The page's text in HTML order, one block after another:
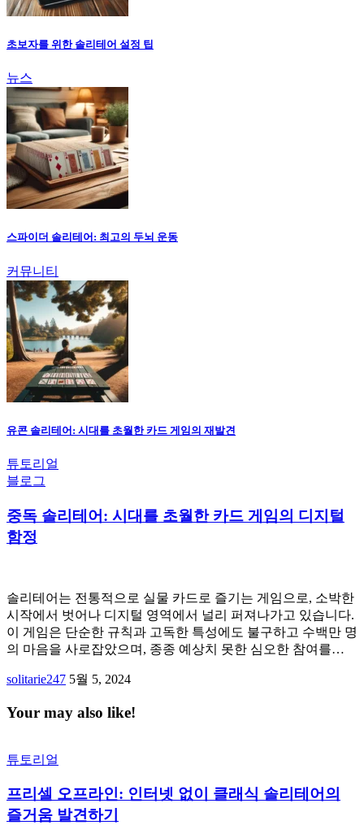
초보자를 위한 솔리테어 설정 팁
뉴스
스파이더 솔리테어: 최고의 두뇌 운동
커뮤니티
유콘 솔리테어: 시대를 초월한 카드 게임의 재발견
튜토리얼
블로그
중독 솔리테어: 시대를 초월한 카드 게임의 디지털
함정
솔리테어는 전통적으로 실물 카드로 즐기는 게임으로, 소박한
시작에서 벗어나 디지털 영역에서 널리 퍼져나가고 있습니다.
이 게임은 단순한 규칙과 고독한 특성에도 불구하고 수백만 명
의 마음을 사로잡았으며, 종종 예상치 못한 심오한 참여를…
solitarie247 5월 5, 2024
Your may also like!
튜토리얼
프리셀 오프라인: 인터넷 없이 클래식 솔리테어의
즐거움 발견하기